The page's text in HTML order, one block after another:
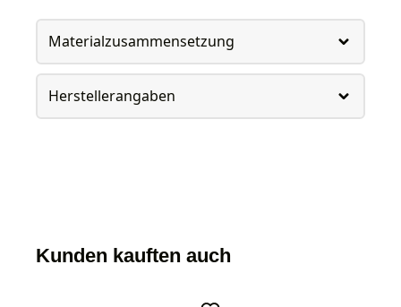
Materialzusammensetzung
Herstellerangaben
Kunden kauften auch